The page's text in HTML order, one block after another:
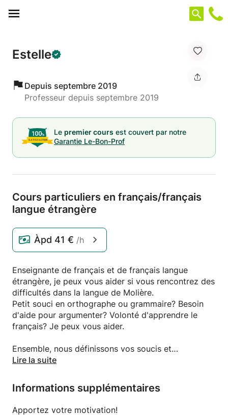
Estelle
Depuis septembre 2019
Professeur depuis septembre 2019
Le premier cours est couvert par notre
Garantie Le-Bon-Prof
Cours particuliers en français/français
langue étrangère
Àpd 41 € /h
Enseignante de français et de français langue
étrangère, je peux vous aider si vous rencontrez des
difficultés dans la langue de Molière.
Petit souci en orthographe ou grammaire? Besoin
d'aide pour argumenter? Volonté d'apprendre le
français? Je peux vous aider.
Ensemble, nous définissons vos soucis et
établissons un programme à mettre en place afin de
N'hésitez pas à me contacter.
Lire la suite
Informations supplémentaires
Apportez votre motivation!